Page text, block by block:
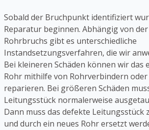
Sobald der Bruchpunkt identifiziert
Reparatur beginnen. Abhängig von
Rohrbruchs gibt es unterschiedliche
Instandsetzungsverfahren, die wir
Bei kleineren Schäden können wir das
Rohr mithilfe von Rohrverbindern
reparieren. Bei größeren Schäden
Leitungsstück normalerweise
Dann muss das defekte
und durch ein neues Rohr ersetzt